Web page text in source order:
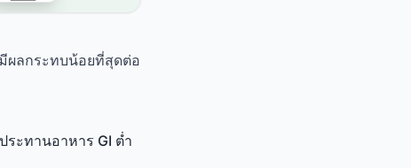
ผลกระทบน้อยที่สุดต่อ
ระทานอาหาร GI ต่ำ